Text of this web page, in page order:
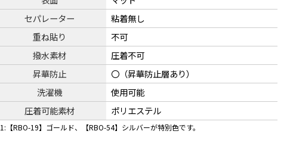
セパレーター
粘着無し
重ね貼り
不可
撥水素材
圧着不可
昇華防止
〇（昇華防止層あり）
洗濯機
使用可能
圧着可能素材
ポリエステル
1:【RBO-19】ゴールド、【RBO-54】シルバーが特別色です。